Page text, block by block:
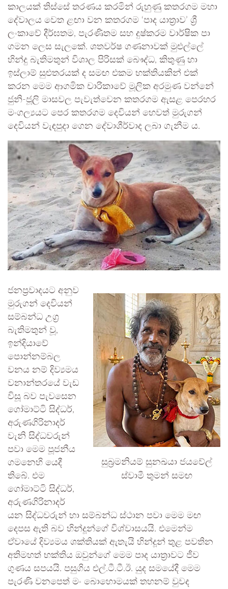
කාලයක් තිස්සේ තරණය කරමින් රුහුණු කතරගම මහා
දේවාලය වෙත ළඟා වන කතරගම ‘පාද යාත්‍රාව’ ශ්‍රී
ලංකාවේ දීර්ඝතම, පැරණිතම සහ දුෂ්කරම වාර්ෂික පා
ගමන ලෙස සැලකේ. ශතවර්ෂ ගණනාවක් මුළුල්ලේ
හින්දු බැතිමතුන් විශාල පිරිසක් බෞද්ධ, කිතුණු හා
ඉස්ලාම් සුළුතරයක් ද සමඟ එකම භක්තියකින් එක්
කරන මෙම ආගමික චාරිකාවේ මූලික අරමුණ වන්නේ
ජුනි-ජූලි මාසවල පැවැත්වෙන කතරගම ඇසළ පෙරහර
මංගල්‍යයට පෙර කතරගම දෙවියන් හෙවත් මුරුගන්
දෙවියන් වැඳපුදා ගෙන දේවාශීර්වාද ලබා ගැනීම ය.
සුබ්‍රමනියම් සුනඛයා ජයවේල්
ස්වාමී තුමන් සමඟ
ජනප්‍රවාදයට අනුව
මුරුගන් දෙවියන්
සම්බන්ධ උග්‍ර
බැතිමතුන් වූ,
ඉන්දියාවේ
පොන්නම්බල
වනය නම් දිව්‍යමය
වනාන්තරයේ වැඩ
විසූ බව පැවසෙන
ගෝමාට්ටි සිද්ධර්,
අරුණගිරිනාදර්
වැනි සිද්ධවරුන්
පවා මෙම පූජනීය
ගමනෙහි යෙදී
තිබේ. එම
ගෝමාට්ටි සිද්ධර්,
අරුණගිරිනාදර්
යන සිද්ධවරුන් හා සම්බන්ධ ස්ථාන පවා මෙම මඟ
දෙපස ඇති බව හින්දූන්ගේ විශ්වාසයයි. එමෙන්ම
ඒවායේ දිව්‍යමය ශක්තියක් ඇතැයි හින්දූන් තුළ පවතින
අතිමහත් භක්තිය ඔවුන්ගේ මෙම පාද යාත්‍රාවට ජීව
ගුණය සපයයි. පසුගිය එල්.ටී.ටී.ඊ. යුද සමයේදී මෙම
පැරණි වනපෙත් මං බොහොමයක් තහනම් වුවද